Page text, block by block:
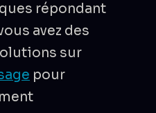
répondant
avez des
sur
pour